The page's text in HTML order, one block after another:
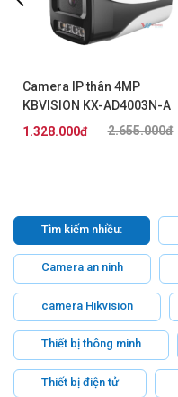
Camera IP thân 4MP
KBVISION KX-AD4003N-A
2.655.000đ
1.328.000đ
Tìm kiếm nhiều:
Camera an ninh
camera Hikvision
Thiết bị thông minh
Thiết bị điện tử